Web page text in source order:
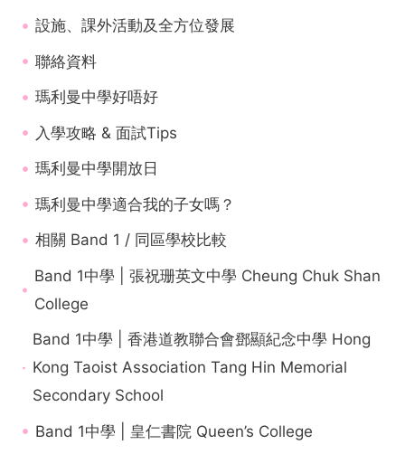
設施、課外活動及全方位發展
聯絡資料
瑪利曼中學好唔好
入學攻略 & 面試Tips
瑪利曼中學開放日
瑪利曼中學適合我的子女嗎？
相關 Band 1 / 同區學校比較
Band 1中學 | 張祝珊英文中學 Cheung Chuk Shan
College
Band 1中學 | 香港道教聯合會鄧顯紀念中學 Hong
Kong Taoist Association Tang Hin Memorial
Secondary School
Band 1中學 | 皇仁書院 Queen’s College